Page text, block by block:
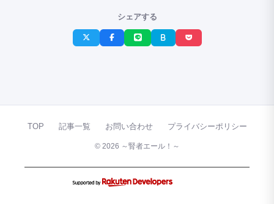
シェアする
TOP 記事一覧 お問い合わせ プライバシーポリシー
© 2026 ～腎者エール！～